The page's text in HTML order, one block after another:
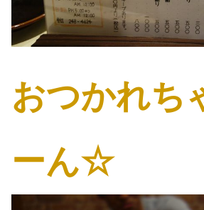
おつかれち
ーん☆